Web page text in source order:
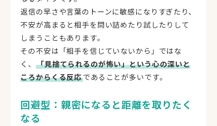
返信の早さや言葉のトーンに敏感になりすぎたり、
不安が高まると相手を問い詰めたり試したりして
しまうこともあります。
その不安は「相手を信じていないから」ではな
く、「見捨てられるのが怖い」という心の深いと
ころからくる反応であることが多いです。
回避型：親密になると距離を取りたく
なる